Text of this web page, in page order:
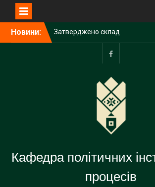
Новини:
Затверджено склад
Наглядової ради
Прикарпатського
університету імені Василя
З Різдвом Христовим!
З НОВИМ РОКОМ!
facebook
Кафедра політичних
процесів